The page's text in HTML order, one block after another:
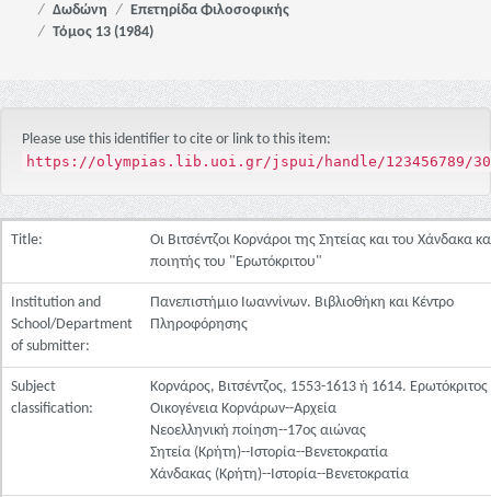
Δωδώνη
Επετηρίδα Φιλοσοφικής
Τόμος 13 (1984)
Please use this identifier to cite or link to this item:
https://olympias.lib.uoi.gr/jspui/handle/123456789/
Title:
Οι Βιτσέντζοι Κορνάροι της Σητείας και του Χάνδακα
ποιητής του "Ερωτόκριτου"
Institution and
School/Department
of submitter:
Πανεπιστήμιο Ιωαννίνων. Βιβλιοθήκη και Κέντρο
Πληροφόρησης
Subject
classification:
Κορνάρος, Βιτσέντζος, 1553-1613 ή 1614. Ερωτόκριτος
Οικογένεια Κορνάρων--Αρχεία
Νεοελληνική ποίηση--17ος αιώνας
Σητεία (Κρήτη)--Ιστορία--Βενετοκρατία
Χάνδακας (Κρήτη)--Ιστορία--Βενετοκρατία